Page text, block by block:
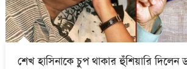
শেখ হাসিনাকে চুপ থাকার হুঁশিয়ারি